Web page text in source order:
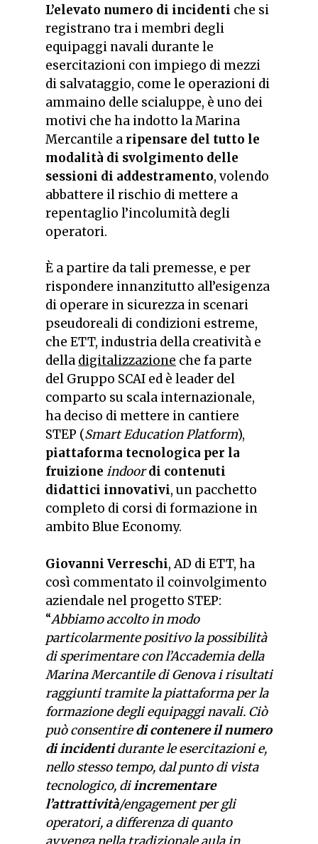
L’elevato numero di incidenti che si
registrano tra i membri degli
equipaggi navali durante le
esercitazioni con impiego di mezzi
di salvataggio, come le operazioni di
ammaino delle scialuppe, è uno dei
motivi che ha indotto la Marina
Mercantile a ripensare del tutto le
modalità di svolgimento delle
sessioni di addestramento, volendo
abbattere il rischio di mettere a
repentaglio l’incolumità degli
operatori.
È a partire da tali premesse, e per
rispondere innanzitutto all’esigenza
di operare in sicurezza in scenari
pseudoreali di condizioni estreme,
che ETT, industria della creatività e
della digitalizzazione che fa parte
del Gruppo SCAI ed è leader del
comparto su scala internazionale,
ha deciso di mettere in cantiere
STEP (Smart Education Platform),
piattaforma tecnologica per la
fruizione indoordi contenuti
didattici innovativi, un pacchetto
completo di corsi di formazione in
ambito Blue Economy.
Giovanni Verreschi, AD di ETT, ha
così commentato il coinvolgimento
aziendale nel progetto STEP:
“Abbiamo accolto in modo
particolarmente positivo la possibilità
di sperimentare con l’Accademia della
Marina Mercantile di Genova i risultati
raggiunti tramite la piattaforma per la
formazione degli equipaggi navali. Ciò
può consentiredi contenere il numero
di incidentidurante le esercitazioni e,
nello stesso tempo, dal punto di vista
tecnologico, diincrementare
l’attrattività/engagement per gli
operatori, a differenza di quanto